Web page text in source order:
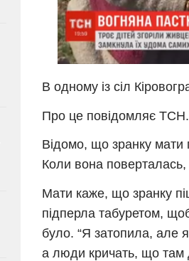
В одному із сіл
Про це повідомляє ТСН.
Відомо, що зранку мати
Коли вона поверталась,
Мати каже, що зранку
підперла табуретом,
було. “Я затопила, але
а люди кричать, що там